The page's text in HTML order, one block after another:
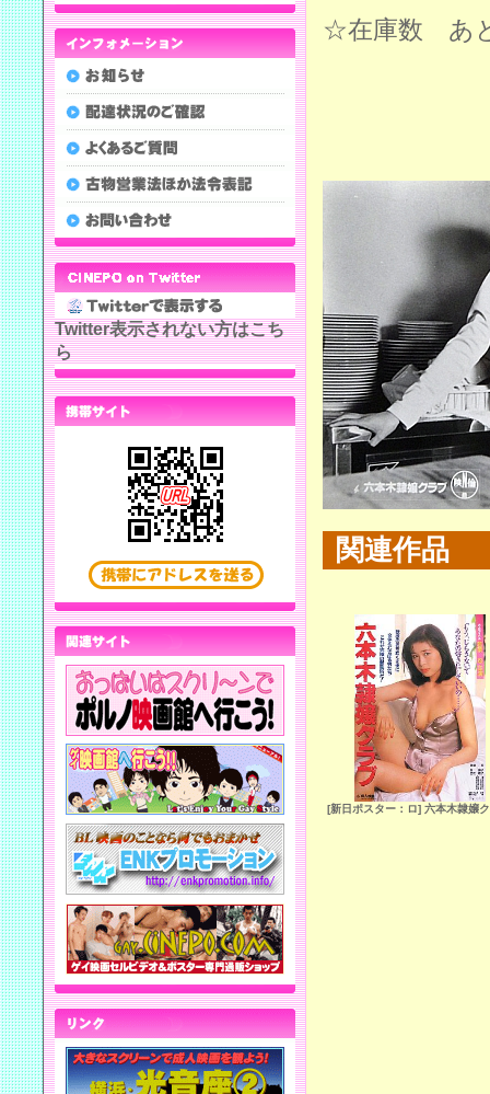
☆在庫数 あ
関連作品
[新日ポスター：ロ] 六本木隷嬢
Twitter表示されない方はこち
ら